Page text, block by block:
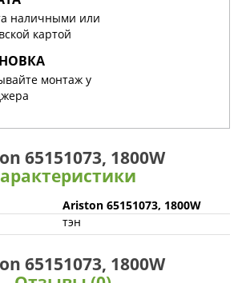
наличными или
картой
монтаж у
65151073, 1800W
Ariston 65151073, 1800W
тэн
65151073, 1800W